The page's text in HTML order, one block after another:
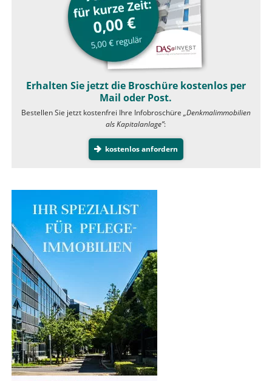
Erhalten Sie jetzt die Broschüre kostenlos per
Mail oder Post.
Bestellen Sie jetzt kostenfrei Ihre Infobroschüre „Denkmalimmobilien
als Kapitalanlage”:
kostenlos anfordern